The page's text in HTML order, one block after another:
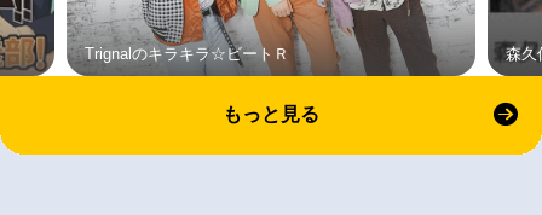
Trignalのキラキラ☆ビートＲ 森久
もっと見る